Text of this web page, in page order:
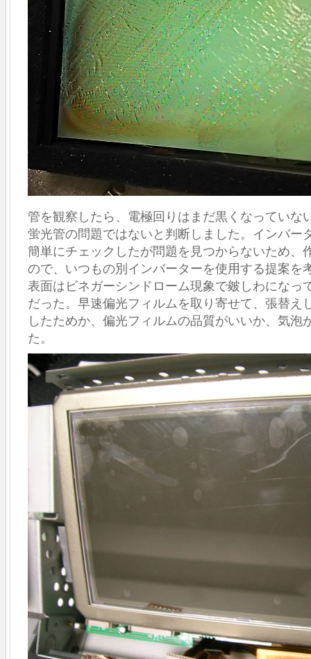
管を観察したら、電極回りはまだ黒くなっていな
蛍光管の問題ではないと判断しました。インバー
簡単にチェックしたが問題を見つからないため、
ので、いつもの別インバーターを使用する提案を
表面はビネガーシンドローム現象で皴しわになっ
だった。早速偏光フィルムを取り寄せて、張替え
したためか、偏光フィルムの品質がいいか、気泡
た。